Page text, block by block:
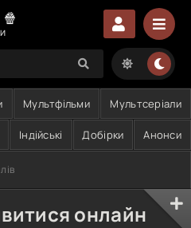
Мультфільми Мультсеріали
Індійські Добірки Анонси
онлайн